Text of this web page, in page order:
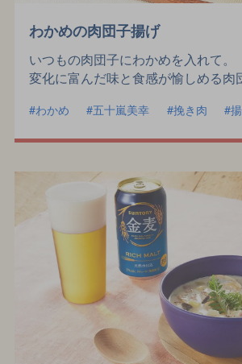
わかめの肉団子揚げ
いつもの肉団子にわかめを入れて。
変化に富んだ味と食感が愉しめる肉
わかめ 五十嵐美幸 挽き肉